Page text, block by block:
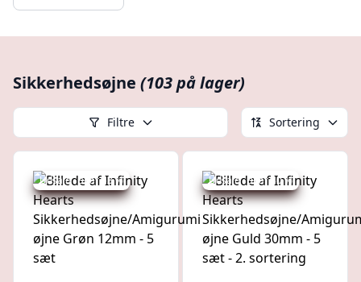
Sikkerhedsøjne (103 på lager)
Filtre Sortering
Udsalg - spar 53 % Udsalg - spar 80 %